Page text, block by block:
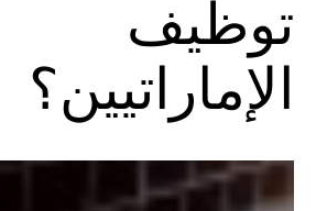
توظيف
الإماراتيين؟